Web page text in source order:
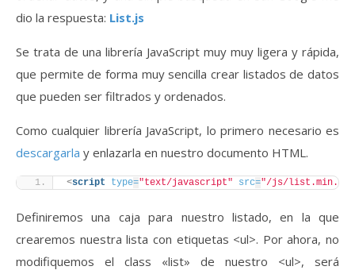
dio la respuesta: List.js
Se trata de una librería JavaScript muy muy ligera y rápida,
que permite de forma muy sencilla crear listados de datos
que pueden ser filtrados y ordenados.
Como cualquier librería JavaScript, lo primero necesario es
descargarla y enlazarla en nuestro documento HTML.
<script type="text/javascript" src="/js/list.min.js"
Definiremos una caja para nuestro listado, en la que
crearemos nuestra lista con etiquetas <ul>. Por ahora, no
modifiquemos el class «list» de nuestro <ul>, será